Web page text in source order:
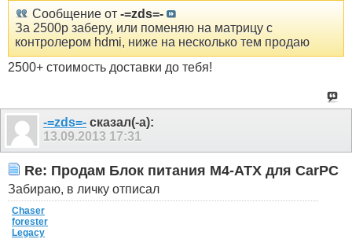
Сообщение от -=zds=-
За 2500р заберу, или поменяю на матрицу с
контролером hdmi, ниже на несколько тем продаю
2500+ стоимость доставки до тебя!
-=zds=- сказал(-а):
13.09.2013 17:31
Re: Продам Блок питания M4-ATX для CarPC
Забираю, в личку отписал
Chaser
forester
Legacy